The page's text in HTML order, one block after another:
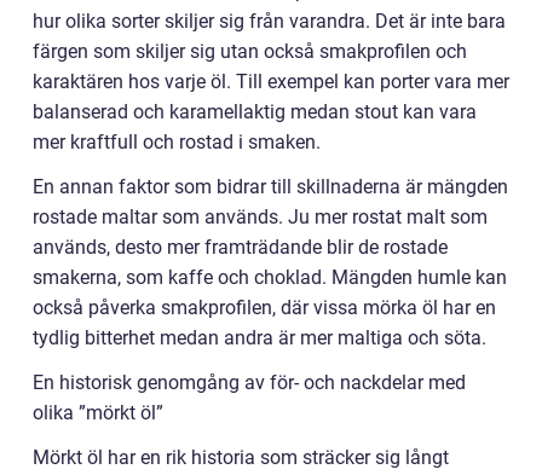
hur olika sorter skiljer sig från varandra. Det är inte bara
färgen som skiljer sig utan också smakprofilen och
karaktären hos varje öl. Till exempel kan porter vara mer
balanserad och karamellaktig medan stout kan vara
mer kraftfull och rostad i smaken.
En annan faktor som bidrar till skillnaderna är mängden
rostade maltar som används. Ju mer rostat malt som
används, desto mer framträdande blir de rostade
smakerna, som kaffe och choklad. Mängden humle kan
också påverka smakprofilen, där vissa mörka öl har en
tydlig bitterhet medan andra är mer maltiga och söta.
En historisk genomgång av för- och nackdelar med
olika ”mörkt öl”
Mörkt öl har en rik historia som sträcker sig långt